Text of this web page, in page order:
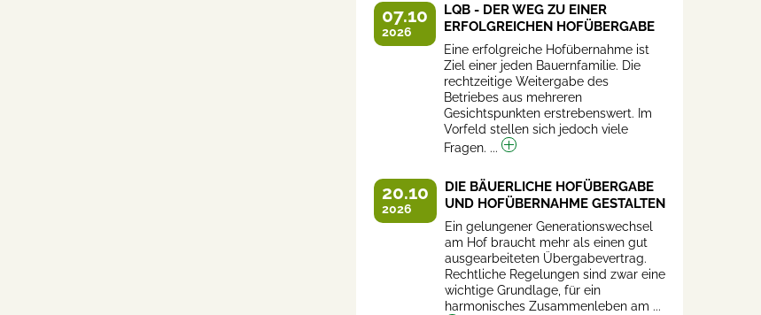
07.10
2026
LQB - DER WEG ZU EINER
ERFOLGREICHEN HOFÜBERGABE
Eine erfolgreiche Hofübernahme ist
Ziel einer jeden Bauernfamilie. Die
rechtzeitige Weitergabe des
Betriebes aus mehreren
Gesichtspunkten erstrebenswert. Im
Vorfeld stellen sich jedoch viele
Fragen. ...
20.10
2026
DIE BÄUERLICHE HOFÜBERGABE
UND HOFÜBERNAHME GESTALTEN
Ein gelungener Generationswechsel
am Hof braucht mehr als einen gut
ausgearbeiteten Übergabevertrag.
Rechtliche Regelungen sind zwar eine
wichtige Grundlage, für ein
harmonisches Zusammenleben am ...